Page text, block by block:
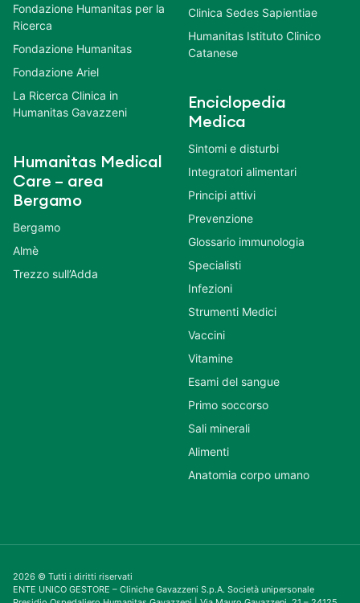
Fondazione Humanitas per la
Ricerca
Fondazione Humanitas
Fondazione Ariel
La Ricerca Clinica in
Humanitas Gavazzeni
Humanitas Medical
Care – area
Bergamo
Bergamo
Almè
Trezzo sull’Adda
Clinica Sedes Sapientiae
Humanitas Istituto Clinico
Catanese
Enciclopedia
Medica
Sintomi e disturbi
Integratori alimentari
Principi attivi
Prevenzione
Glossario immunologia
Specialisti
Infezioni
Strumenti Medici
Vaccini
Vitamine
Esami del sangue
Primo soccorso
Sali minerali
Alimenti
Anatomia corpo umano
2026 © Tutti i diritti riservati
ENTE UNICO GESTORE – Cliniche Gavazzeni S.p.A. Società unipersonale